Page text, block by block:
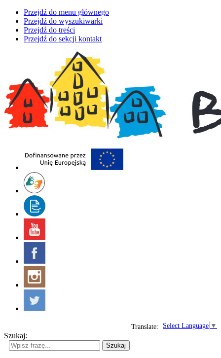
Przejdź do menu głównego
Przejdź do wyszukiwarki
Przejdź do treści
Przejdź do sekcji kontakt
Select Language ▼
Translate:
Szukaj:
Szukaj